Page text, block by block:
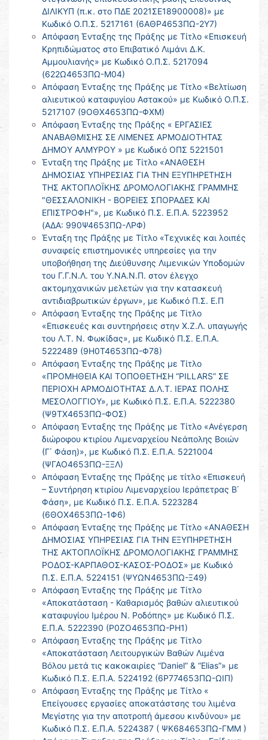
ΔΙΛΙΚΥΠ (π.κ. στο ΠΔΕ 2021ΣΕ18900008)» με
Κωδικό Ο.Π.Σ. 5217161 (6ΑΘΡ4653ΠΩ-2Υ7)
Απόφαση Ένταξης της Πράξης με Τίτλο «Επισκευή
Κρηπιδώματος στο Επιβατικό Λιμάνι Δ.Κ.
Αμμουλιανής» με Κωδικό Ο.Π.Σ. 5217094
(622Ω4653ΠΩ-Μ04)
Απόφαση Ένταξης της Πράξης με Τίτλο «Βελτίωση
αλιευτικού καταφυγίου Αστακού» με Κωδικό Ο.Π.Σ.
5217107 (9ΟΘΧ4653ΠΩ-ΦΧΜ)
Απόφαση Ένταξης της Πράξης « ΕΡΓΑΣΙΕΣ
ΑΝΑΒΑΘΜΙΣΗΣ ΣΕ ΛΙΜΕΝΕΣ ΑΡΜΟΔΙΟΤΗΤΑΣ
ΔΗΜΟΥ ΑΛΜΥΡΟΥ » με Κωδικό ΟΠΣ 5221501
Ένταξη της Πράξης με Τίτλο «ΑΝΑΘΕΣΗ
ΔΗΜΟΣΙΑΣ ΥΠΗΡΕΣΙΑΣ ΓΙΑ ΤΗΝ ΕΞΥΠΗΡΕΤΗΣΗ
ΤΗΣ ΑΚΤΟΠΛΟΪΚΗΣ ΔΡΟΜΟΛΟΓΙΑΚΗΣ ΓΡΑΜΜΗΣ
"ΘΕΣΣΑΛΟΝΙΚΗ - ΒΟΡΕΙΕΣ ΣΠΟΡΑΔΕΣ ΚΑΙ
ΕΠΙΣΤΡΟΦΗ"», με Κωδικό Π.Σ. Ε.Π.Α. 5223952
(ΑΔΑ: 990Ψ4653ΠΩ-ΛΡΦ)
Ένταξη της Πράξης με Τίτλο «Τεχνικές και λοιπές
συναφείς επιστημονικές υπηρεσίες για την
υποβοήθηση της Διεύθυνσης Λιμενικών Υποδομών
του Γ.Γ.Ν.Λ. του Υ.ΝΑ.Ν.Π. στον έλεγχο
ακτομηχανικών μελετών για την κατασκευή
αντιδιαβρωτικών έργων», με Κωδικό Π.Σ. Ε.Π
Απόφαση Ένταξης της Πράξης με Τίτλο
«Επισκευές και συντηρήσεις στην Χ.Ζ.Λ. υπαγωγής
του Λ.Τ. Ν. Φωκίδας», με Κωδικό Π.Σ. Ε.Π.Α.
5222489 (9Η0Τ4653ΠΩ-Φ78)
Απόφαση Ένταξης της Πράξης με Τίτλο
«ΠΡΟΜΗΘΕΙΑ ΚΑΙ ΤΟΠΟΘΕΤΗΣΗ “PILLARS” ΣΕ
ΠΕΡΙΟΧΗ ΑΡΜΟΔΙΟΤΗΤΑΣ Δ.Λ.Τ. ΙΕΡΑΣ ΠΟΛΗΣ
ΜΕΣΟΛΟΓΓΙΟΥ», με Κωδικό Π.Σ. Ε.Π.Α. 5222380
(Ψ9ΤΧ4653ΠΩ-ΦΟΣ)
Απόφαση Ένταξης της Πράξης με Τίτλο «Ανέγερση
διώροφου κτιρίου Λιμεναρχείου Νεάπολης Βοιών
(Γ΄ Φάση)», με Κωδικό Π.Σ. Ε.Π.Α. 5221004
(ΨΓΑΟ4653ΠΩ-ΞΞΛ)
Απόφαση Ένταξης της Πράξης με τίτλο «Επισκευή
– Συντήρηση κτιρίου Λιμεναρχείου Ιεράπετρας Β΄
Φάση», με Κωδικό Π.Σ. Ε.Π.Α. 5223284
(6ΘΟΧ4653ΠΩ-1Φ6)
Απόφαση Ένταξης της Πράξης με Τίτλο «ΑΝΑΘΕΣΗ
ΔΗΜΟΣΙΑΣ ΥΠΗΡΕΣΙΑΣ ΓΙΑ ΤΗΝ ΕΞΥΠΗΡΕΤΗΣΗ
ΤΗΣ ΑΚΤΟΠΛΟΪΚΗΣ ΔΡΟΜΟΛΟΓΙΑΚΗΣ ΓΡΑΜΜΗΣ
ΡΟΔΟΣ-ΚΑΡΠΑΘΟΣ-ΚΑΣΟΣ-ΡΟΔΟΣ» με Κωδικό
Π.Σ. Ε.Π.Α. 5224151 (ΨΥΩΝ4653ΠΩ-Ξ49)
Απόφαση Ένταξης της Πράξης με Τίτλο
«Αποκατάσταση - Καθαρισμός βαθών αλιευτικού
καταφυγίου Ιμέρου Ν. Ροδόπης» με Κωδικό Π.Σ.
Ε.Π.Α. 5222390 (Ρ0ΖΟ4653ΠΩ-ΡΗ1)
Απόφαση Ένταξης της Πράξης με Τίτλο
«Αποκατάσταση Λειτουργικών Βαθών Λιμένα
Βόλου μετά τις κακοκαιρίες “Daniel” & “Elias”» με
Κωδικό Π.Σ. Ε.Π.Α. 5224192 (6Ρ774653ΠΩ-ΩΙΠ)
Απόφαση Ένταξης της Πράξης με Τίτλο «
Επείγουσες εργασίες αποκατάστσης του λιμένα
Μεγίστης για την αποτροπή άμεσου κινδύνου» με
Κωδικό Π.Σ. Ε.Π.Α. 5224387 ( ΨΚ684653ΠΩ-ΓΜΜ )